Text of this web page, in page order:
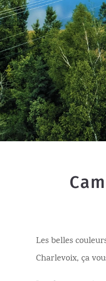
Les belles
Charlevoix, ça